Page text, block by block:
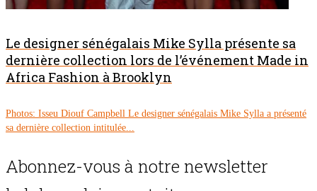
Le designer sénégalais Mike Sylla présente sa
dernière collection lors de l’événement Made in
Africa Fashion à Brooklyn
Photos: Isseu Diouf Campbell Le designer sénégalais Mike Sylla a présenté
sa dernière collection intitulée...
Abonnez-vous à notre newsletter